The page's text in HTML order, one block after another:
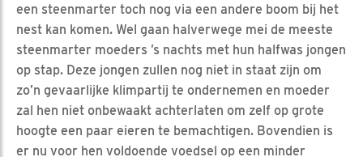
een steenmarter toch nog via een andere boom bij het
nest kan komen. Wel gaan halverwege mei de meeste
steenmarter moeders ’s nachts met hun halfwas jongen
op stap. Deze jongen zullen nog niet in staat zijn om
zo’n gevaarlijke klimpartij te ondernemen en moeder
zal hen niet onbewaakt achterlaten om zelf op grote
hoogte een paar eieren te bemachtigen. Bovendien is
er nu voor hen voldoende voedsel op een minder